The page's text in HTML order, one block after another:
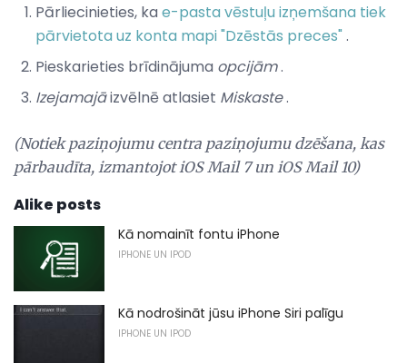
Pārliecinieties, ka e-pasta vēstuļu izņemšana tiek
pārvietota uz konta mapi "Dzēstās preces".
Pieskarieties brīdinājuma opcijām.
Izejamajāizvēlnē atlasiet Miskaste.
(Notiek paziņojumu centra paziņojumu dzēšana, kas
pārbaudīta, izmantojot iOS Mail 7 un iOS Mail 10)
Alike posts
Kā nomainīt fontu iPhone
IPHONE UN IPOD
Kā nodrošināt jūsu iPhone Siri palīgu
IPHONE UN IPOD